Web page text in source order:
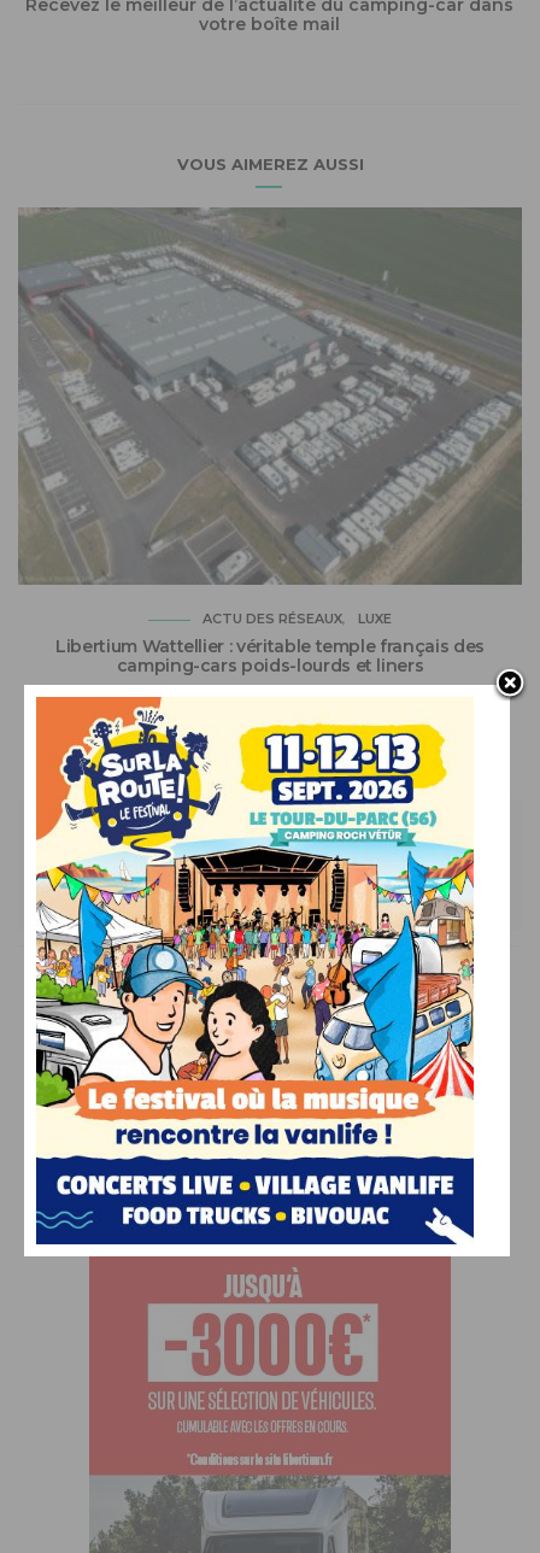
Recevez le meilleur de l’actualité du camping-car dans
votre boîte mail
VOUS AIMEREZ AUSSI
ACTU DES RÉSEAUX LUXE
Libertium Wattellier : véritable temple français des
camping-cars poids-lourds et liners
Les commentaires sont fermés.